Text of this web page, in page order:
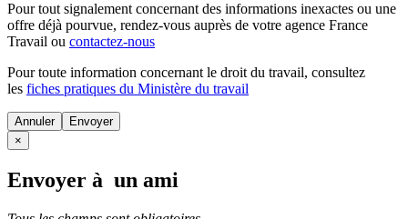
Pour tout signalement concernant des informations inexactes ou une
offre déjà pourvue, rendez-vous auprès de votre agence France
Travail ou contactez-nous
Pour toute information concernant le droit du travail, consultez
les fiches pratiques du Ministère du travail
Annuler
×
Envoyer à un ami